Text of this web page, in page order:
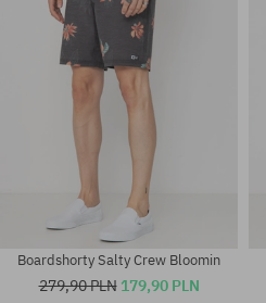
Boardshorty Salty Crew Bloomin
279,90 PLN 179,90 PLN